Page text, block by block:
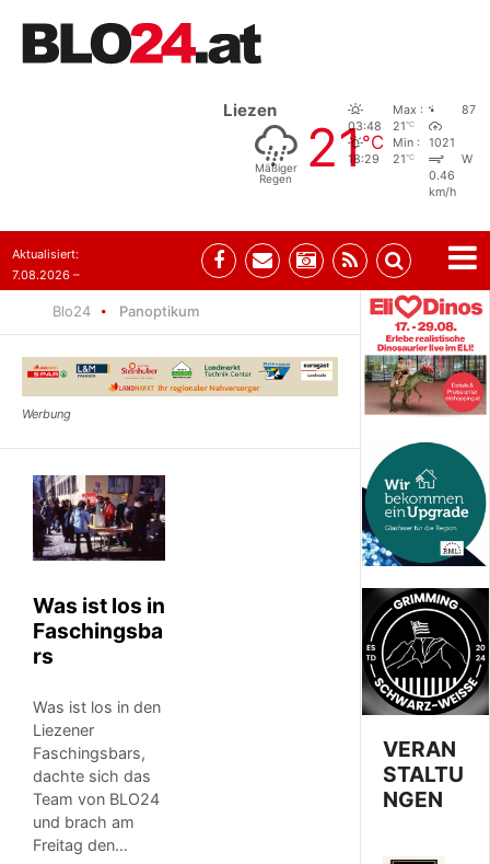
Liezen
Mäßiger
Regen
21°C
03:48
18:29
Max :
21°C
Min :
21°C
87
1021
W
0.46
km/h
Aktualisiert:
7.08.2026 –
Blo24 Panoptikum
Was ist los in
Faschingsba
rs
Was ist los in den
Liezener
Faschingsbars,
dachte sich das
Team von BLO24
und brach am
Freitag den…
VERAN
STALTU
NGEN